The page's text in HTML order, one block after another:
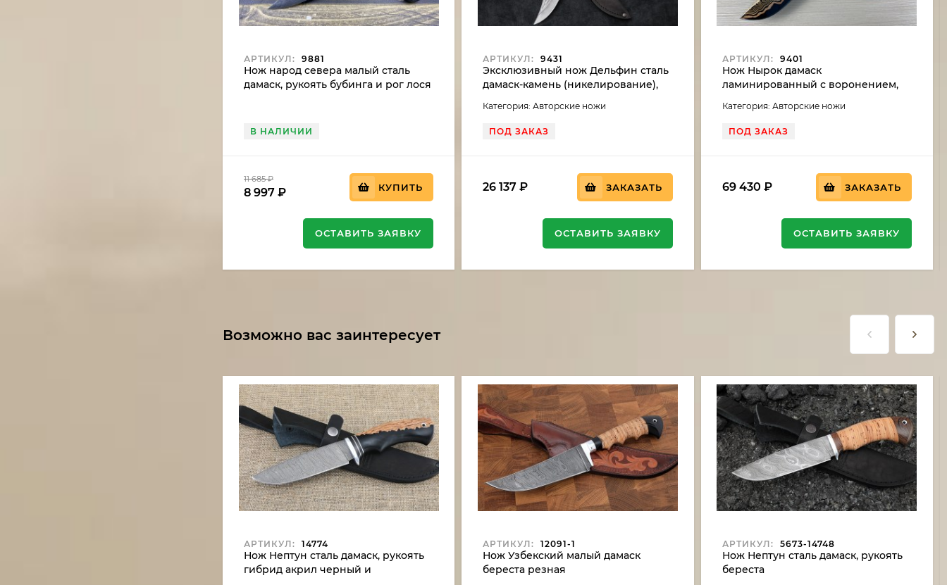
АРТИКУЛ: 9881
Нож народ севера малый сталь
дамаск, рукоять бубинга и рог лося
В НАЛИЧИИ
11 685₽
8 997 ₽ КУПИТЬ
ОСТАВИТЬ ЗАЯВКУ
АРТИКУЛ: 9431
Эксклюзивный нож Дельфин сталь
дамаск-камень (никелирование),
мельхиор
Категория: Авторские ножи
ПОД ЗАКАЗ
26 137₽ ЗАКАЗАТЬ
ОСТАВИТЬ ЗАЯВКУ
АРТИКУЛ: 9401
Нож Нырок дамаск
ламинированный с воронением,
клена, мокуме-гане
Категория: Авторские ножи
ПОД ЗАКАЗ
69 430 ₽ ЗАКАЗАТЬ
ОСТАВИТЬ ЗАЯВКУ
Возможно вас заинтересует
АРТИКУЛ: 14774
Нож Нептун сталь дамаск, рукоять
гибрид акрил черный и
АРТИКУЛ: 12091-1
Нож Узбекский малый дамаск
береста резная
АРТИКУЛ: 5673-14748
Нож Нептун сталь дамаск, рукоять
береста